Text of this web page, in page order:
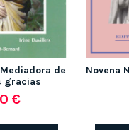
de
gracias
€
Novena